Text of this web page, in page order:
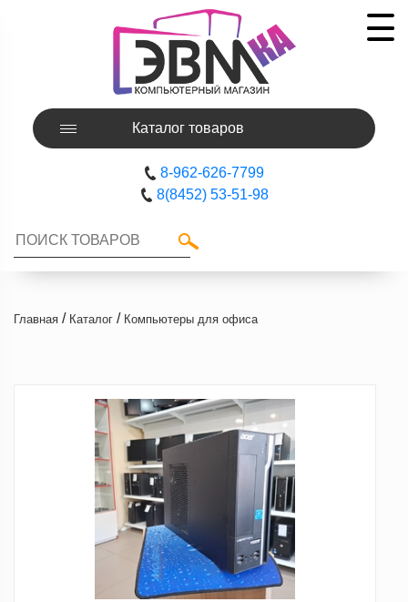
Каталог товаров
8-962-626-7799
8(8452) 53-51-98
Главная / Каталог / Компьютеры для офиса